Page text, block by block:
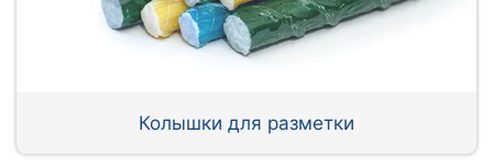
Колышки для разметки